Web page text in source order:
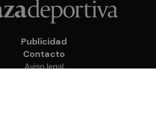
Publicidad
Contacto
Aviso legal